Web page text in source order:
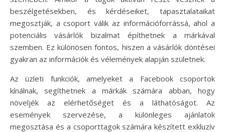
beszélgetésekben, és kérdéseiket, tapasztalataikat
megosztják, a csoport válik az információforrássá, ahol a
potenciális vásárlók bizalmat építhetnek a márkával
szemben. Ez különösen fontos, hiszen a vásárlók döntései
gyakran az információk és vélemények alapján születnek.
Az üzleti funkciók, amelyeket a Facebook csoportok
kínálnak, segíthetnek a márkák számára abban, hogy
növeljék az elérhetőséget és a láthatóságot. Az
események szervezése, a különleges ajánlatok
megosztása és a csoporttagok számára készített exkluzív